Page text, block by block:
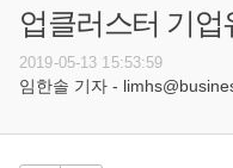
업클러스터 기업
2019-05-13 15:53:59
임한솔 기자 -